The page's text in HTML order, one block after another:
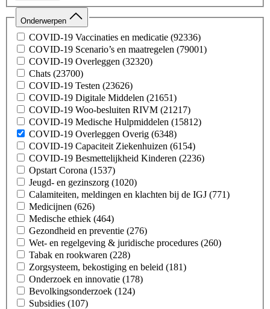
minIenW (132)
minSZW (42)
Onderwerpen
COVID-19 Vaccinaties en medicatie (92336)
COVID-19 Scenario’s en maatregelen (79001)
COVID-19 Overleggen (32320)
Chats (23700)
COVID-19 Testen (23626)
COVID-19 Digitale Middelen (21651)
COVID-19 Woo-besluiten RIVM (21217)
COVID-19 Medische Hulpmiddelen (15812)
COVID-19 Overleggen Overig (6348)
COVID-19 Capaciteit Ziekenhuizen (6154)
COVID-19 Besmettelijkheid Kinderen (2236)
Opstart Corona (1537)
Jeugd- en gezinszorg (1020)
Calamiteiten, meldingen en klachten bij de IGJ (771)
Medicijnen (626)
Medische ethiek (464)
Gezondheid en preventie (276)
Wet- en regelgeving & juridische procedures (260)
Tabak en rookwaren (228)
Zorgsysteem, bekostiging en beleid (181)
Onderzoek en innovatie (178)
Bevolkingsonderzoek (124)
Subsidies (107)